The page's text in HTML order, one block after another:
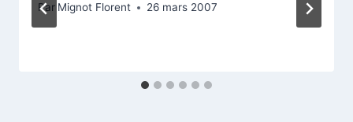
Par Mignot Florent 26 mars 2007